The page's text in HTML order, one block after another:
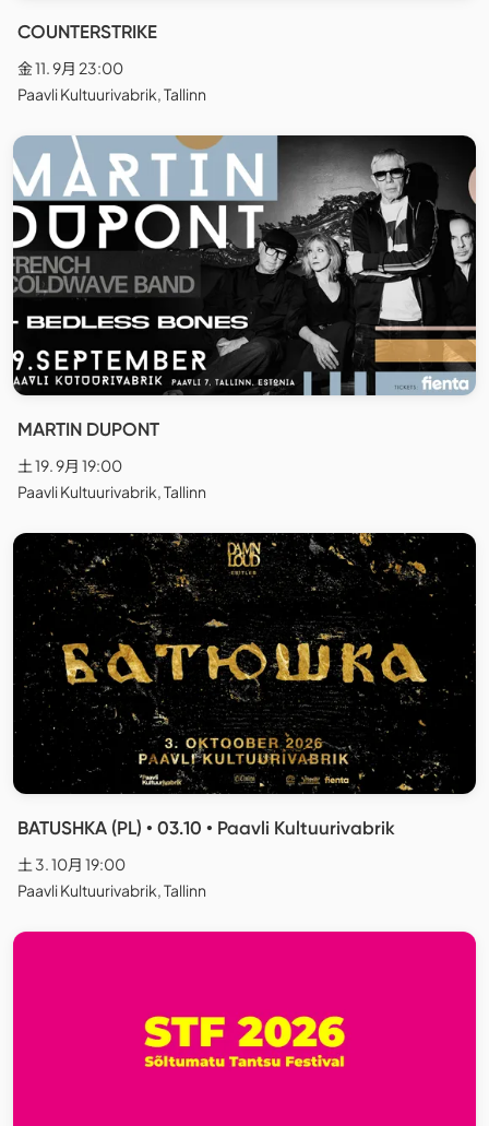
COUNTERSTRIKE
金 11. 9月 23:00
Paavli Kultuurivabrik, Tallinn
MARTIN DUPONT
土 19. 9月 19:00
Paavli Kultuurivabrik, Tallinn
BATUSHKA (PL) • 03.10 • Paavli Kultuurivabrik
土 3. 10月 19:00
Paavli Kultuurivabrik, Tallinn